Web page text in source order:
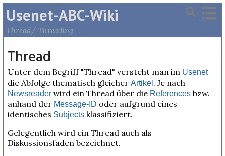
Usenet-ABC-Wiki
Thread/ Threading
Thread
Unter dem Begriff "Thread" versteht man im Usenet
die Abfolge thematisch gleicher Artikel . Je nach
Newsreader wird ein Thread über die References bzw.
anhand der Message-ID oder aufgrund eines
identisches Subjects klassifiziert.
Gelegentlich wird ein Thread auch als
Diskussionsfaden bezeichnet.